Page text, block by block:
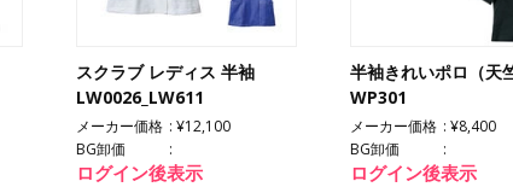
スクラブ レディス 半袖
LW0026_LW611
メーカー価格
¥12,100
BG卸価
ログイン後表示
半袖きれいポロ（天
WP301
メーカー価格
¥8,400
BG卸価
ログイン後表示